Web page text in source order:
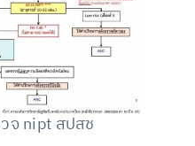
จ nipt สปสช